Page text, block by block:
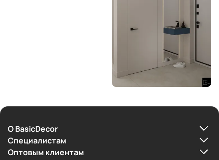
О BasicDecor
Cпециалистам
Оптовым клиентам